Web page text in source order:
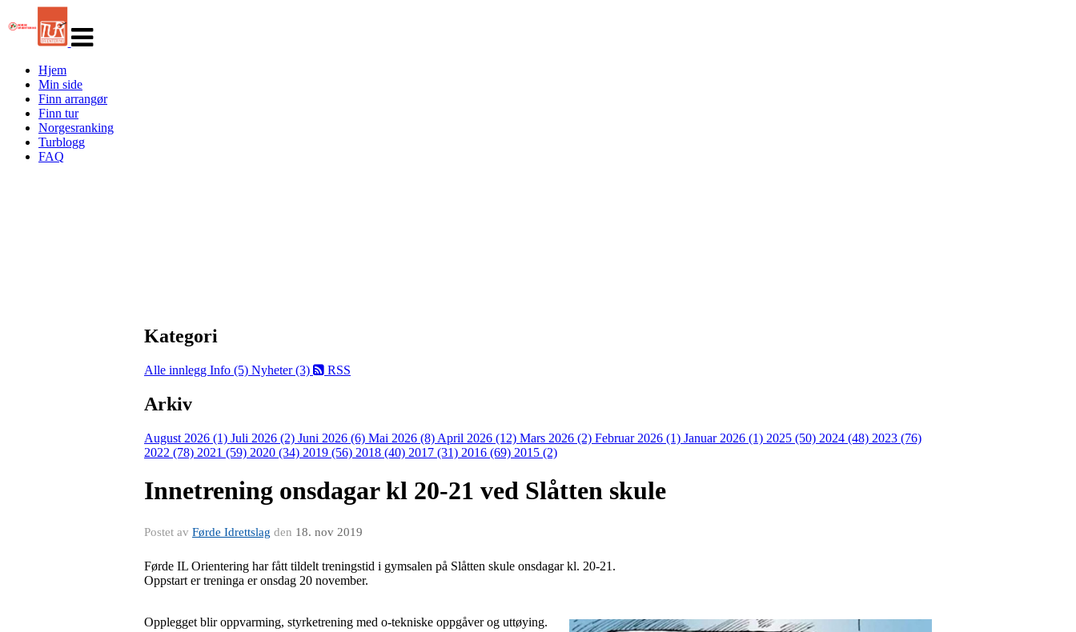
navigasjon
Hjem
Min side
Finn arrangør
Finn tur
Norgesranking
Turblogg
FAQ
Kategori
Alle innlegg Info (5) Nyheter (3) RSS
Arkiv
August 2026 (1) Juli 2026 (2) Juni 2026 (6) Mai 2026 (8) April 2026 (12) Mars 2026 (2) Februar 2026 (1) Januar 2026 (1) 2025 (50) 2024 (48) 2023 (76)
2022 (78) 2021 (59) 2020 (34) 2019 (56) 2018 (40) 2017 (31) 2016 (69) 2015 (2)
Innetrening onsdagar kl 20-21 ved Slåtten skule
Postet av Førde Idrettslag den 18. nov 2019
Førde IL Orientering har fått tildelt treningstid i gymsalen på Slåtten skule onsdagar kl. 20-21.
Oppstart er treninga er onsdag 20 november.
Opplegget blir oppvarming, styrketrening med o-tekniske oppgåver og uttøying.